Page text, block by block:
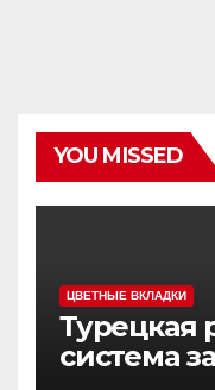
YOU MISSED
ЦВЕТНЫЕ ВКЛАДКИ
Турецкая
система